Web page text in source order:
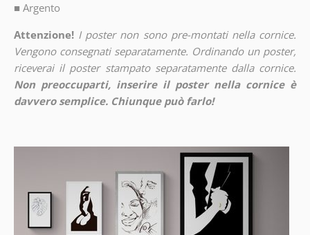
■ Argento
Attenzione! I poster non sono pre-montati nella cornice.
Vengono consegnati separatamente. Ordinando un poster,
riceverai il poster stampato separatamente dalla cornice.
Non preoccuparti, inserire il poster nella cornice è
davvero semplice. Chiunque può farlo!